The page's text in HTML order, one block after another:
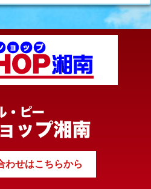
わせはこちらから